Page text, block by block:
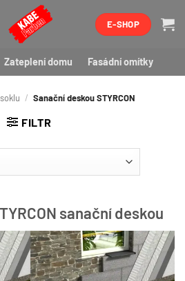
E-SHOP
Zateplení domu Fasádní omítky
/ Sanační deskou STYRCON
FILTR
sanační deskou